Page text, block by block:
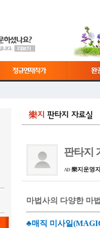
판타지
AD 樂지운영
마법사의 다양한 마
♣매직 미사일